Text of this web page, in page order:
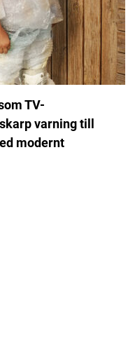
TV-
varning till
modernt